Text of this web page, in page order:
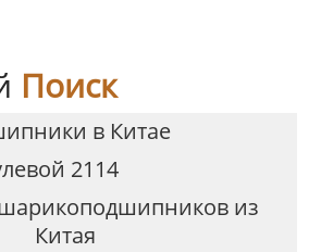
Поиск
в Китае
2114
из
Китая